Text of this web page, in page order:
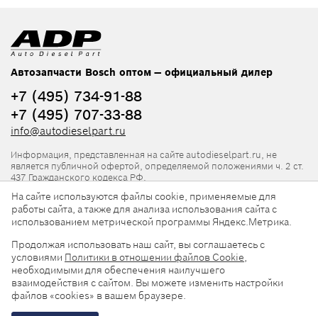
Автозапчасти Bosch оптом — официальный дилер
+7 (495) 734-91-88
+7 (495) 707-33-88
info@autodieselpart.ru
Информация, представленная на сайте autodieselpart.ru, не
является публичной офертой, определяемой положениями ч. 2 ст.
437 Гражданского кодекса РФ.
Нормативная документация
ADP в социальных сетях
© 2026, ООО «АвтоДизельПарт». Все права защищены.
На сайте используются файлы cookie, применяемые для
работы сайта, а также для анализа использования сайта с
использованием метрической программы Яндекс.Метрика.
Продолжая использовать наш сайт, вы соглашаетесь с
условиями Политики в отношении файлов Cookie,
необходимыми для обеспечения наилучшего
взаимодействия с сайтом. Вы можете изменить настройки
файлов «cookies» в вашем браузере.